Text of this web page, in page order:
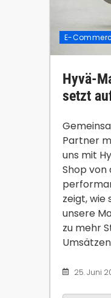
E-
Hyvä-
setzt
25. Juni
Partner
uns mit
Shop von
zeigt, wie
unsere
zu mehr